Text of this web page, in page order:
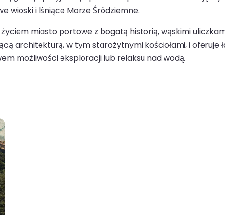
wioski i lśniące Morze Śródziemne.
miasto portowe z bogatą historią, wąskimi
architekturą, w tym starożytnymi kościołami, i oferuje
możliwości eksploracji lub relaksu nad wodą.